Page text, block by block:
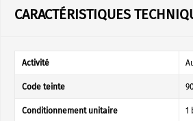
CARACTÉRISTIQUES
Activité
Code teinte
Conditionnement unitaire 1